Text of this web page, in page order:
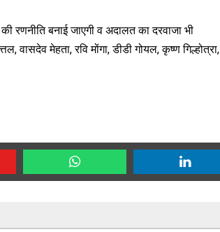
रणनीति बनाई जाएगी व अदालत का दरवाजा भी
मेहता, रवि मोंगा, डीडी गोयल, कृष्ण गिल्होत्रा,